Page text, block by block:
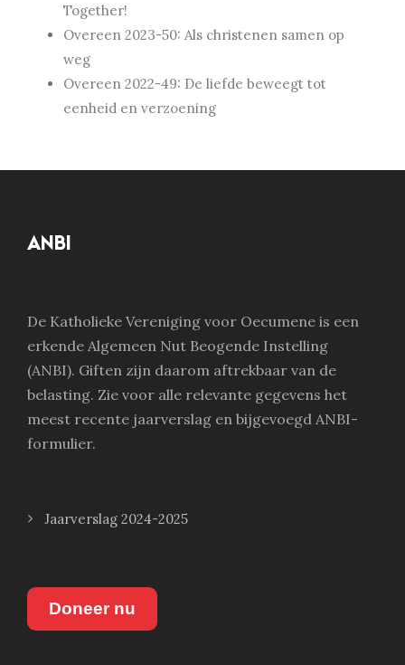
Together!
Overeen 2023-50: Als christenen samen op
weg
Overeen 2022-49: De liefde beweegt tot
eenheid en verzoening
ANBI
De Katholieke Vereniging voor Oecumene is een
erkende Algemeen Nut Beogende Instelling
(ANBI). Giften zijn daarom aftrekbaar van de
belasting. Zie voor alle relevante gegevens het
meest recente jaarverslag en bijgevoegd ANBI-
formulier.
Jaarverslag 2024-2025
Doneer nu